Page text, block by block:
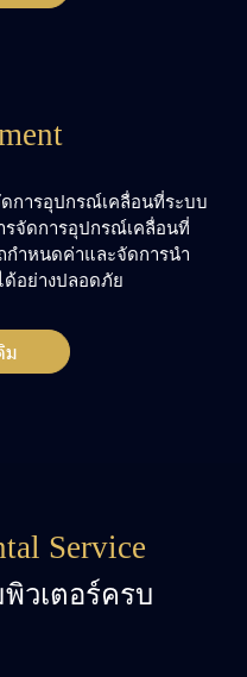
การอุปกรณ์เคลื่อนที่ระบบ
รจัดการอุปกรณ์เคลื่อนที่
กำหนดค่าและจัดการนำ
ด้อย่างปลอดภัย
ม
Service
วเตอร์ครบ